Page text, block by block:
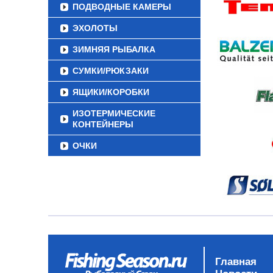
ПОДВОДНЫЕ КАМЕРЫ
ЭХОЛОТЫ
ЗИМНЯЯ РЫБАЛКА
СУМКИ/РЮКЗАКИ
ЯЩИКИ/КОРОБКИ
ИЗОТЕРМИЧЕСКИЕ
КОНТЕЙНЕРЫ
ОЧКИ
Главная